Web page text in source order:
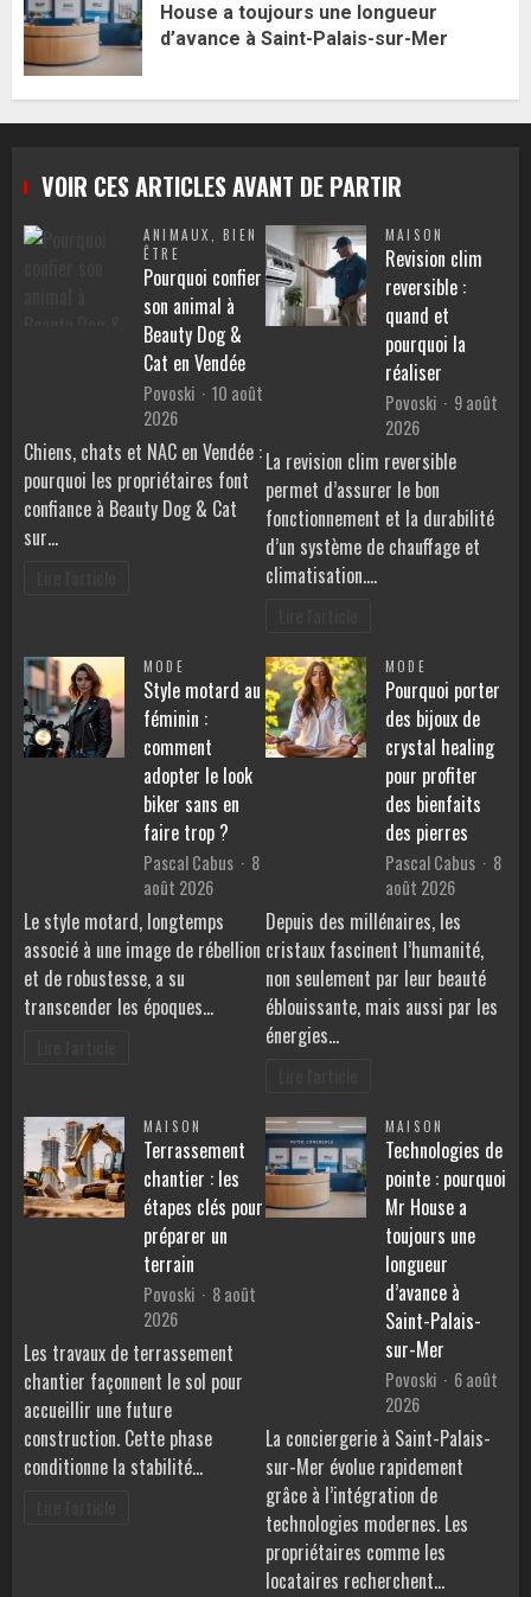
House a toujours une longueur
d’avance à Saint-Palais-sur-Mer
VOIR CES ARTICLES AVANT DE PARTIR
ANIMAUX ,BIEN
ÊTRE
Pourquoi confier
son animal à
Beauty Dog &
Cat en Vendée
Povoski
10 août
2026
Chiens, chats et NAC en Vendée :
pourquoi les propriétaires font
confiance à Beauty Dog & Cat
sur…
MAISON
Revision clim
reversible :
quand et
pourquoi la
réaliser
Povoski
9 août
2026
La revision clim reversible
permet d’assurer le bon
fonctionnement et la durabilité
d’un système de chauffage et
climatisation.…
MODE
Style motard au
féminin :
comment
adopter le look
biker sans en
faire trop ?
Pascal Cabus
8
août 2026
Le style motard, longtemps
associé à une image de rébellion
et de robustesse, a su
transcender les époques…
MODE
Pourquoi porter
des bijoux de
crystal healing
pour profiter
des bienfaits
des pierres
Pascal Cabus
8
août 2026
Depuis des millénaires, les
cristaux fascinent l’humanité,
non seulement par leur beauté
éblouissante, mais aussi par les
énergies…
MAISON
Terrassement
chantier : les
étapes clés pour
préparer un
terrain
Povoski
8 août
2026
Les travaux de terrassement
chantier façonnent le sol pour
accueillir une future
construction. Cette phase
conditionne la stabilité…
MAISON
Technologies de
pointe : pourquoi
Mr House a
toujours une
longueur
d’avance à
Saint-Palais-
sur-Mer
Povoski
6 août
2026
La conciergerie à Saint-Palais-
sur-Mer évolue rapidement
grâce à l’intégration de
technologies modernes. Les
propriétaires comme les
locataires recherchent…